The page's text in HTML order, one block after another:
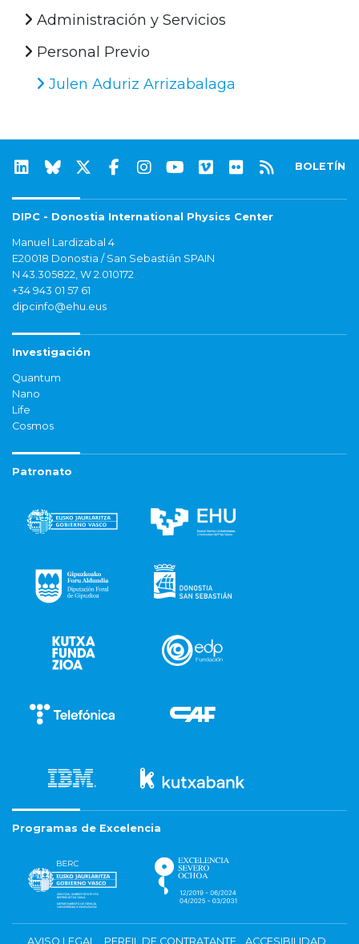
Administración y Servicios
Personal Previo
Julen Aduriz Arrizabalaga
BOLETÍN
DIPC - Donostia International Physics Center
Manuel Lardizabal 4
E20018 Donostia / San Sebastián SPAIN
N 43.305822, W 2.010172
+34 943 01 57 61
dipcinfo@ehu.eus
Investigación
Quantum
Nano
Life
Cosmos
Patronato
Programas de Excelencia
AVISO LEGAL PERFIL DE CONTRATANTE ACCESIBILIDAD